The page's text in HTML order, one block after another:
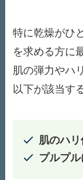
特に乾燥がひ
を求める方に
肌の弾力やハ
以下が該当す
肌のハ
プルプ